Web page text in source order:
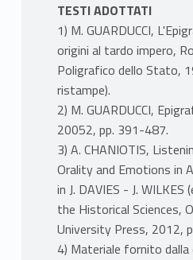
TESTI ADOTTATI
1) M. GUARDUCCI,
origini al tardo impero,
Poligrafico dello Stato,
ristampe).
2) M. GUARDUCCI,
20052, pp. 391-487.
3) A. CHANIOTIS,
Orality and Emotions in
in J. DAVIES - J. WILKES
the Historical Sciences,
University Press, 2012,
4) Materiale fornito dalla